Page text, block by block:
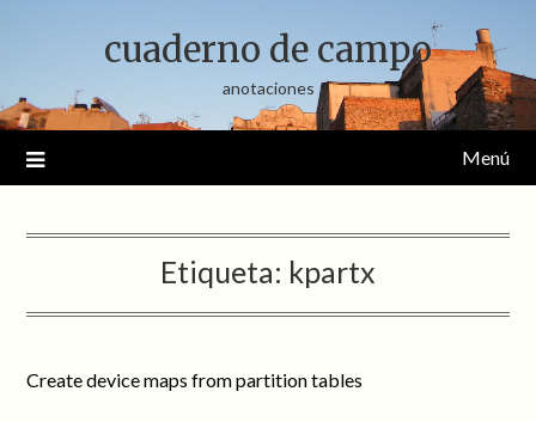
cuaderno de campo
anotaciones
Menú
Etiqueta: kpartx
Create device maps from partition tables